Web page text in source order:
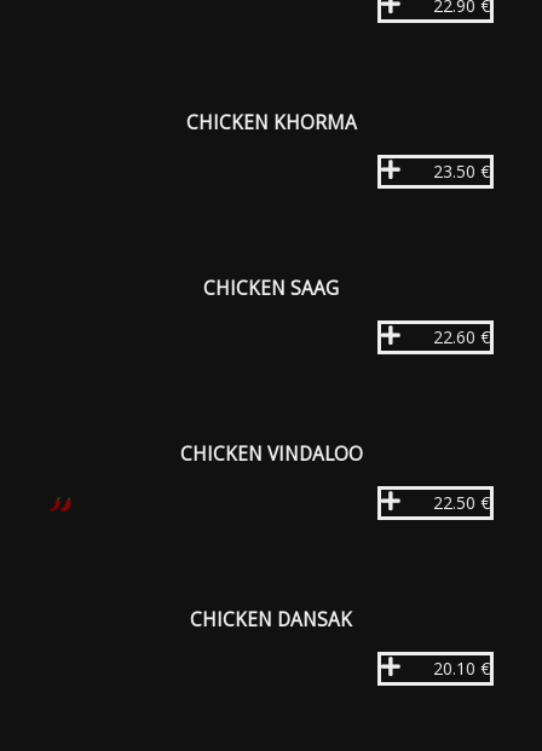
22.90 €
CHICKEN KHORMA
23.50 €
CHICKEN SAAG
22.60 €
CHICKEN VINDALOO
22.50 €
CHICKEN DANSAK
20.10 €